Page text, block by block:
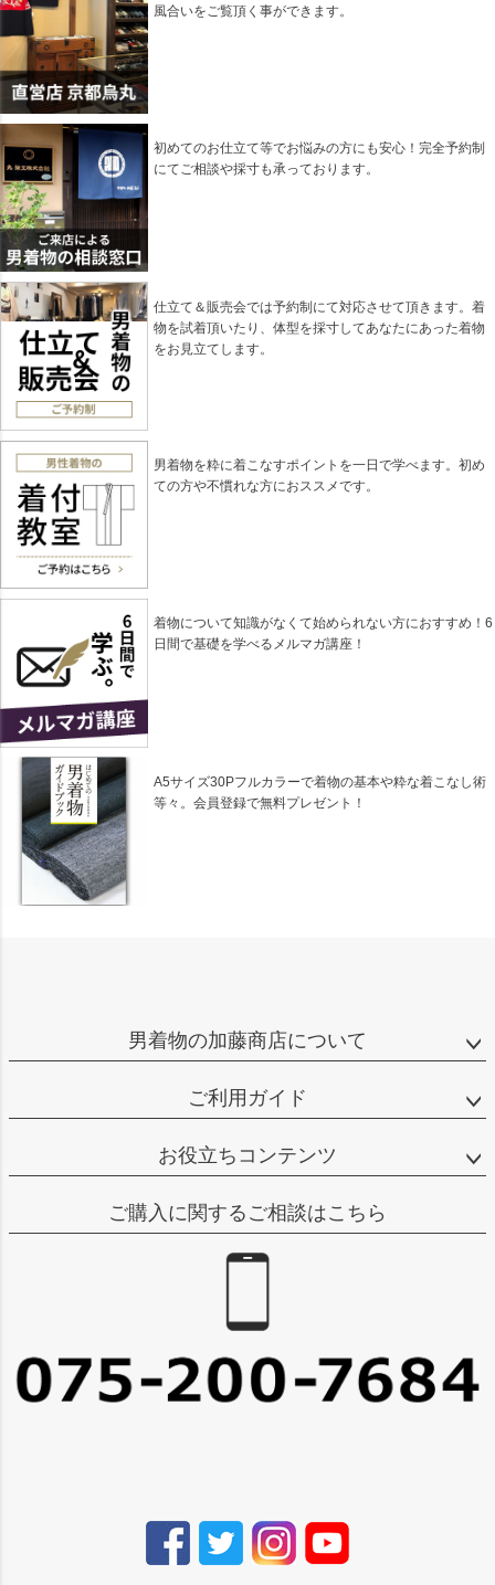
風合いをご覧頂く事ができます。
初めてのお仕立て等でお悩みの方にも安心！完全予約制
にてご相談や採寸も承っております。
仕立て＆販売会では予約制にて対応させて頂きます。着
物を試着頂いたり、体型を採寸してあなたにあった着物
をお見立てします。
男着物を粋に着こなすポイントを一日で学べます。初め
ての方や不慣れな方におススメです。
着物について知識がなくて始められない方におすすめ！6
日間で基礎を学べるメルマガ講座！
A5サイズ30Pフルカラーで着物の基本や粋な着こなし術
等々。会員登録で無料プレゼント！
男着物の加藤商店について
ご利用ガイド
お役立ちコンテンツ
ご購入に関するご相談はこちら